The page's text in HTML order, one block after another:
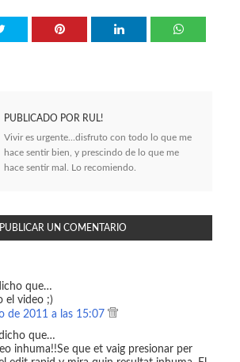
PUBLICADO POR RUL!
Vivir es urgente...disfruto con todo lo que me
hace sentir bien, y prescindo de lo que me
hace sentir mal. Lo recomiendo.
PUBLICAR UN COMENTARIO
que…
el video ;)
de 2011 a las 15:07
que…
inhuma!!Se que et vaig presionar per